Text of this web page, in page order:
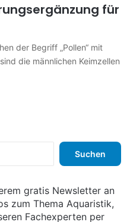
für
der Begriff „Pollen“ mit
die männlichen Keimzellen
h
e
n
gratis Newsletter an
zum Thema Aquaristik,
Fachexperten per